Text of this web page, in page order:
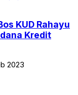
KUD Rahayu
Kredit
2023